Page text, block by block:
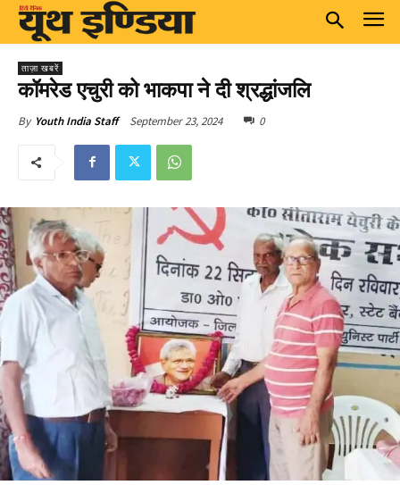
ताज़ा खबरें
कॉमरेड एचुरी को भाकपा ने दी श्रद्धांजलि
By Youth India Staff September 23, 2024 0